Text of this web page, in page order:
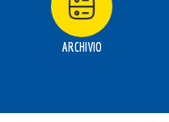
ARCHIVIO